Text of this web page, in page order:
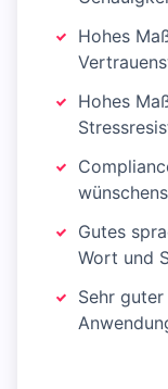
Hohes
Hohes
Gutes
Wort und
Sehr